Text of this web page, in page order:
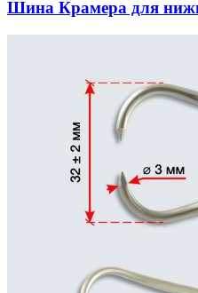
Шина Крамера для